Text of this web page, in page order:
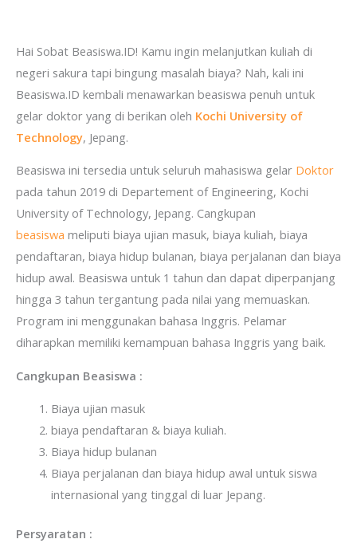
Hai Sobat Beasiswa.ID! Kamu ingin melanjutkan kuliah di
negeri sakura tapi bingung masalah biaya? Nah, kali ini
Beasiswa.ID kembali menawarkan beasiswa penuh untuk
gelar doktor yang di berikan oleh Kochi University of
Technology, Jepang.
Beasiswa ini tersedia untuk seluruh mahasiswa gelar Doktor
pada tahun 2019 di Departement of Engineering, Kochi
University of Technology, Jepang. Cangkupan
beasiswa meliputi biaya ujian masuk, biaya kuliah, biaya
pendaftaran, biaya hidup bulanan, biaya perjalanan dan biaya
hidup awal. Beasiswa untuk 1 tahun dan dapat diperpanjang
hingga 3 tahun tergantung pada nilai yang memuaskan.
Program ini menggunakan bahasa Inggris. Pelamar
diharapkan memiliki kemampuan bahasa Inggris yang baik.
Cangkupan Beasiswa :
Biaya ujian masuk
biaya pendaftaran & biaya kuliah.
Biaya hidup bulanan
Biaya perjalanan dan biaya hidup awal untuk siswa
internasional yang tinggal di luar Jepang.
Persyaratan :